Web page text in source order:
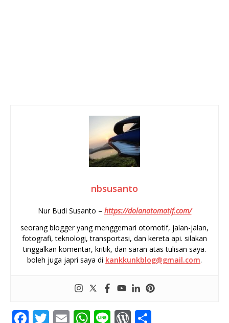
nbsusanto
Nur Budi Susanto – https://dolanotomotif.com/
seorang blogger yang menggemari otomotif, jalan-jalan,
fotografi, teknologi, transportasi, dan kereta api. silakan
tinggalkan komentar, kritik, dan saran atas tulisan saya.
boleh juga japri saya di kankkunkblog@gmail.com.
F T E W Li W